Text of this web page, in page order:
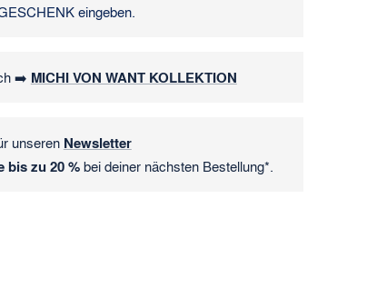
eingeben.
➡️ MICHI VON WANT KOLLEKTION
unseren Newsletter
bis zu 20 %bei deiner nächsten Bestellung*.